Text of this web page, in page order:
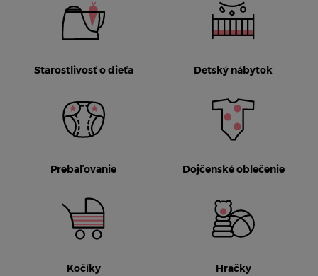
Starostlivosť o dieťa Detský nábytok
Prebaľovanie Dojčenské oblečenie
Kočíky Hračky